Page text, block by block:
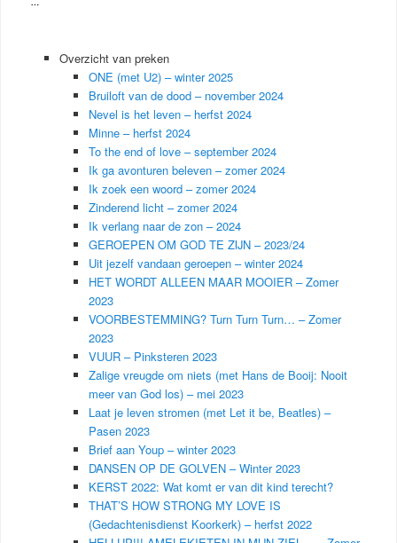
…
Overzicht van preken
ONE (met U2) – winter 2025
Bruiloft van de dood – november 2024
Nevel is het leven – herfst 2024
Minne – herfst 2024
To the end of love – september 2024
Ik ga avonturen beleven – zomer 2024
Ik zoek een woord – zomer 2024
Zinderend licht – zomer 2024
Ik verlang naar de zon – 2024
GEROEPEN OM GOD TE ZIJN – 2023/24
Uit jezelf vandaan geroepen – winter 2024
HET WORDT ALLEEN MAAR MOOIER – Zomer
2023
VOORBESTEMMING? Turn Turn Turn… – Zomer
2023
VUUR – Pinksteren 2023
Zalige vreugde om niets (met Hans de Booij: Nooit
meer van God los) – mei 2023
Laat je leven stromen (met Let it be, Beatles) –
Pasen 2023
Brief aan Youp – winter 2023
DANSEN OP DE GOLVEN – Winter 2023
KERST 2022: Wat komt er van dit kind terecht?
THAT’S HOW STRONG MY LOVE IS
(Gedachtenisdienst Koorkerk) – herfst 2022